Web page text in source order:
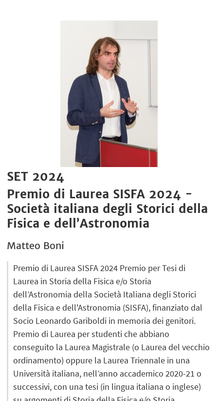
SET 2024
Premio di Laurea SISFA 2024 -
Società italiana degli Storici della
Fisica e dell’Astronomia
Matteo Boni
Premio di Laurea SISFA 2024 Premio per Tesi di
Laurea in Storia della Fisica e/o Storia
dell’Astronomia della Società Italiana degli Storici
della Fisica e dell'Astronomia (SISFA), finanziato dal
Socio Leonardo Gariboldi in memoria dei genitori.
Premio di Laurea per studenti che abbiano
conseguito la Laurea Magistrale (o Laurea del vecchio
ordinamento) oppure la Laurea Triennale in una
Università italiana, nell’anno accademico 2020-21 o
successivi, con una tesi (in lingua italiana o inglese)